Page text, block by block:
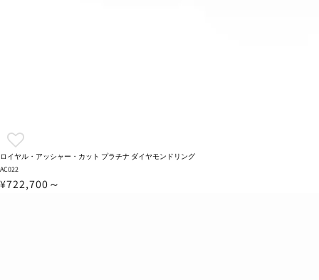
ロイヤル・アッシャー・カット プラチナ ダイヤモンドリング
AC022
¥722,700～